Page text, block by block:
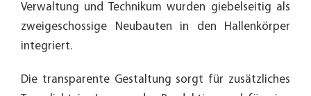
Verwaltung und Technikum wurden giebelseitig als
zweigeschossige Neubauten in den Hallenkörper
integriert.
Die transparente Gestaltung sorgt für zusätzliches